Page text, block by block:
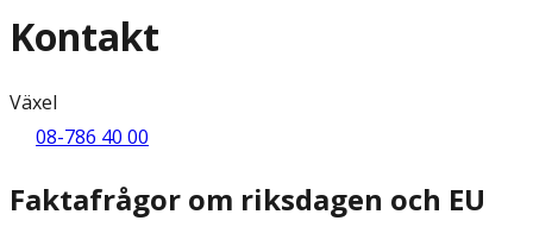
Kontakt
Växel
08-786 40 00
Faktafrågor om riksdagen och EU